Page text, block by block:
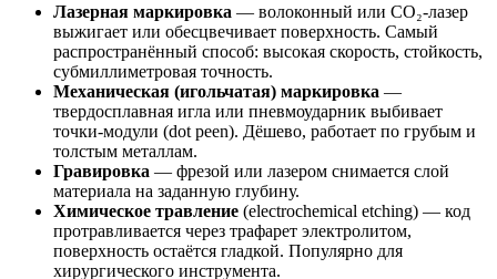
Лазерная маркировка — волоконный или CO₂-лазер
выжигает или обесцвечивает поверхность. Самый
распространённый способ: высокая скорость, стойкость,
субмиллиметровая точность.
Механическая (игольчатая) маркировка —
твердосплавная игла или пневмоударник выбивает
точки-модули (dot peen). Дёшево, работает по грубым и
толстым металлам.
Гравировка — фрезой или лазером снимается слой
материала на заданную глубину.
Химическое травление (electrochemical etching) — код
протравливается через трафарет электролитом,
поверхность остаётся гладкой. Популярно для
хирургического инструмента.